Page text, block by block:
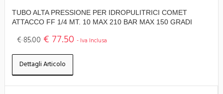
TUBO ALTA PRESSIONE PER IDROPULITRICI COMET
ATTACCO FF 1/4 MT. 10 MAX 210 BAR MAX 150 GRADI
€ 85.00 € 77.50 - Iva Inclusa
Dettagli Articolo